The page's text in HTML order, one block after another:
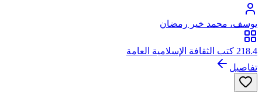
يوسف، محمد خير رمضان
218.4 كتب الثقافة الإسلامية العامة
تفاصيل